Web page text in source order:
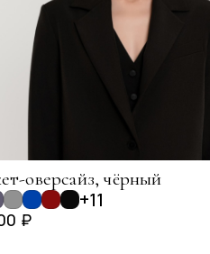
оверсайз, чёрный
+11
₽